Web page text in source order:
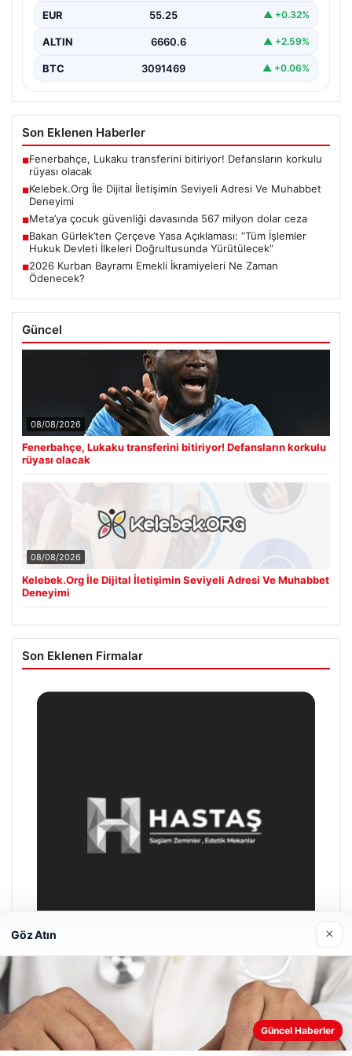
EUR 55.25 ▲ +0.32%
ALTIN 6660.6 ▲ +2.59%
BTC 3091469 ▲ +0.06%
Son Eklenen Haberler
■Fenerbahçe, Lukaku transferini bitiriyor! Defansların korkulu
rüyası olacak
■Kelebek.Org İle Dijital İletişimin Seviyeli Adresi Ve Muhabbet
Deneyimi
■Meta’ya çocuk güvenliği davasında 567 milyon dolar ceza
■Bakan Gürlek’ten Çerçeve Yasa Açıklaması: “Tüm İşlemler
Hukuk Devleti İlkeleri Doğrultusunda Yürütülecek”
■2026 Kurban Bayramı Emekli İkramiyeleri Ne Zaman
Ödenecek?
Güncel
08/08/2026
Fenerbahçe, Lukaku transferini bitiriyor! Defansların korkulu
rüyası olacak
08/08/2026
Kelebek.Org İle Dijital İletişimin Seviyeli Adresi Ve Muhabbet
Deneyimi
Son Eklenen Firmalar
Hastaş Beton
26/05/2026
Web sitemizi nasıl kullandığınızı daha iyi anlayabilmek,
Göz Atın ×
Güncel Haberler